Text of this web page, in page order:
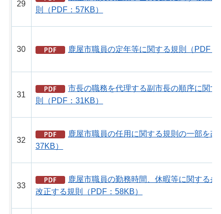
29
則（PDF：57KB）
30 鹿屋市職員の定年等に関する規則（PDF：
31
市長の職務を代理する副市長の順序に関す
則（PDF：31KB）
32
鹿屋市職員の任用に関する規則の一部を
37KB）
33
鹿屋市職員の勤務時間、休暇等に関する
改正する規則（PDF：58KB）